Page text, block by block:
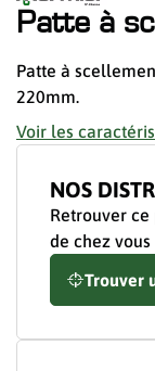
Patte à
Patte à
220mm.
Voir les
NOS
Retrouver
de chez vous
Trouver